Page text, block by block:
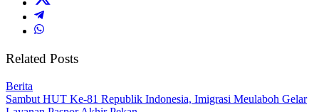
Related Posts
Berita
Sambut HUT Ke-81 Republik Indonesia, Imigrasi Meulaboh Gelar